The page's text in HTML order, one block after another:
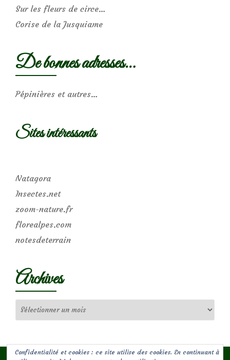
Sur les fleurs de circe…
Corise de la Jusquiame
De bonnes adresses…
Pépinières et autres…
Sites intéressants
Natagora
Insectes.net
zoom-nature.fr
florealpes.com
notesdeterrain
Archives
Confidentialité et cookies : ce site utilise des cookies. En continuant à